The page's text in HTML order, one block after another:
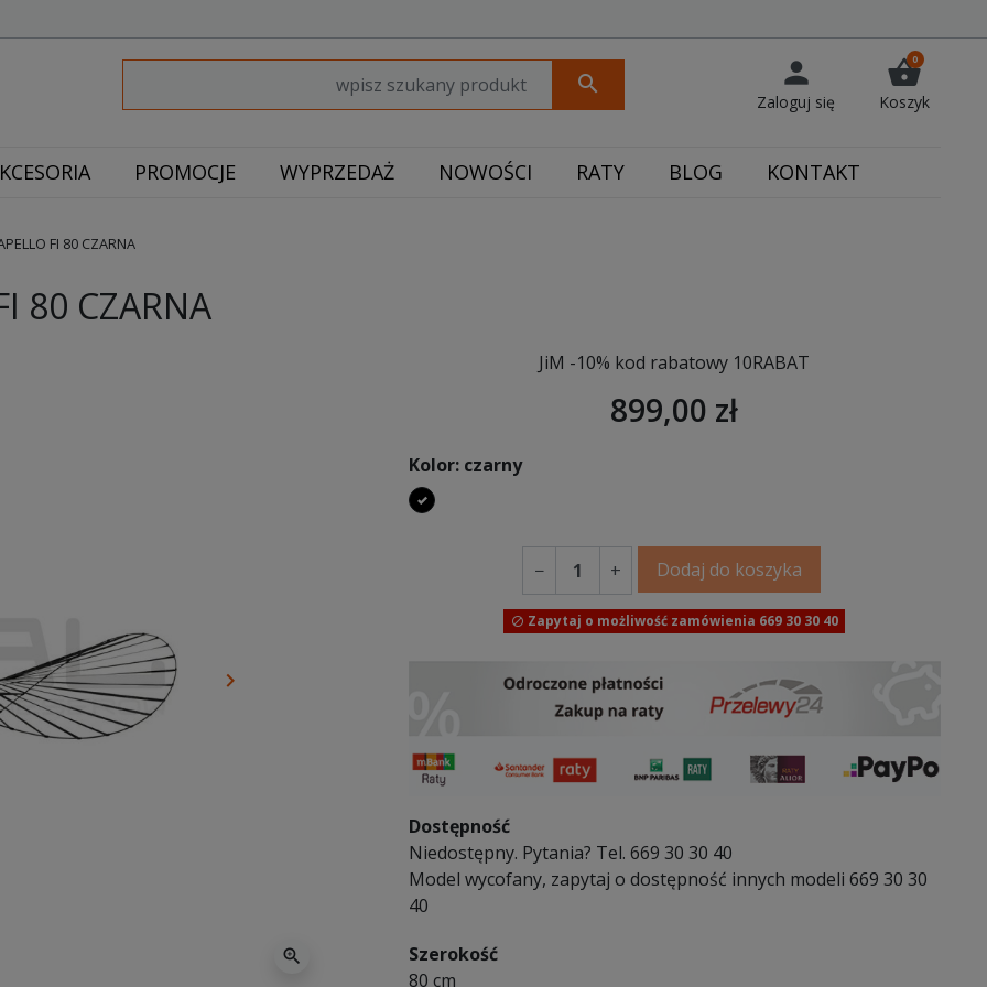
search person
Zaloguj się
shopping_basket
0
Koszyk
PROMOCJE WYPRZEDAŻ NOWOŚCI RATY BLOG KONTAKT
FI 80 CZARNA
80 CZARNA
Następny
keyboard_arrow_right
zoom_in
JiM -10% kod rabatowy 10RABAT
899,00 zł
Kolor: czarny
czarny
− + Dodaj do koszyka
 Zapytaj o możliwość zamówienia 669 30 30 40
Dostępność
Niedostępny. Pytania? Tel. 669 30 30 40
Model wycofany, zapytaj o dostępność innych modeli 669 30 30
40
Szerokość
80 cm